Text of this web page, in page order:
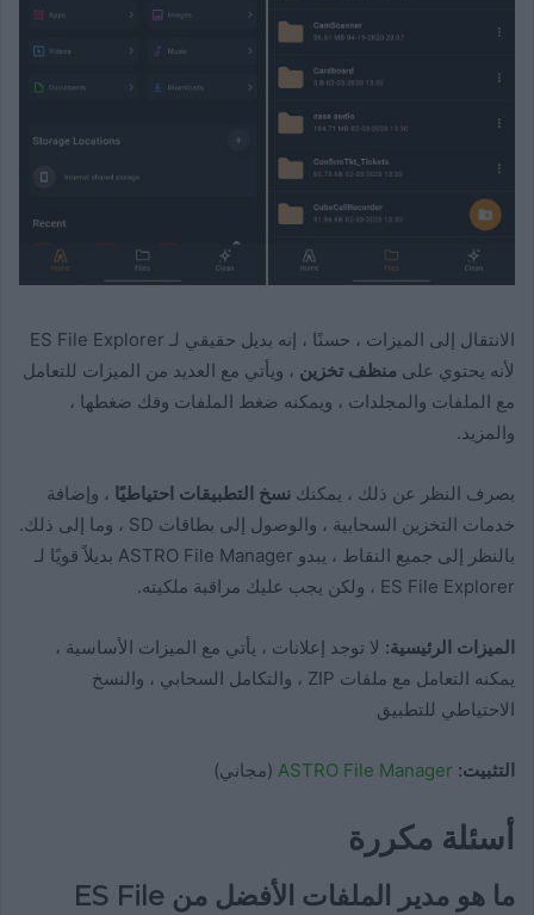
الانتقال إلى الميزات ، حسنًا ، إنه بديل حقيقي لـ ES File Explorer
لأنه يحتوي على منظف ​​تخزين ، ويأتي مع العديد من الميزات للتعامل
مع الملفات والمجلدات ، ويمكنه ضغط الملفات وفك ضغطها ،
والمزيد.
بصرف النظر عن ذلك ، يمكنك نسخ التطبيقات احتياطيًا ، وإضافة
خدمات التخزين السحابية ، والوصول إلى بطاقات SD ، وما إلى ذلك.
بالنظر إلى جميع النقاط ، يبدو ASTRO File Manager بديلاً قويًا لـ
ES File Explorer ، ولكن يجب عليك مراقبة ملكيته.
الميزات الرئيسية: لا توجد إعلانات ، يأتي مع الميزات الأساسية ،
يمكنه التعامل مع ملفات ZIP ، والتكامل السحابي ، والنسخ
الاحتياطي للتطبيق
التثبيت: ASTRO File Manager (مجاني)
أسئلة مكررة
ما هو مدير الملفات الأفضل من ES File